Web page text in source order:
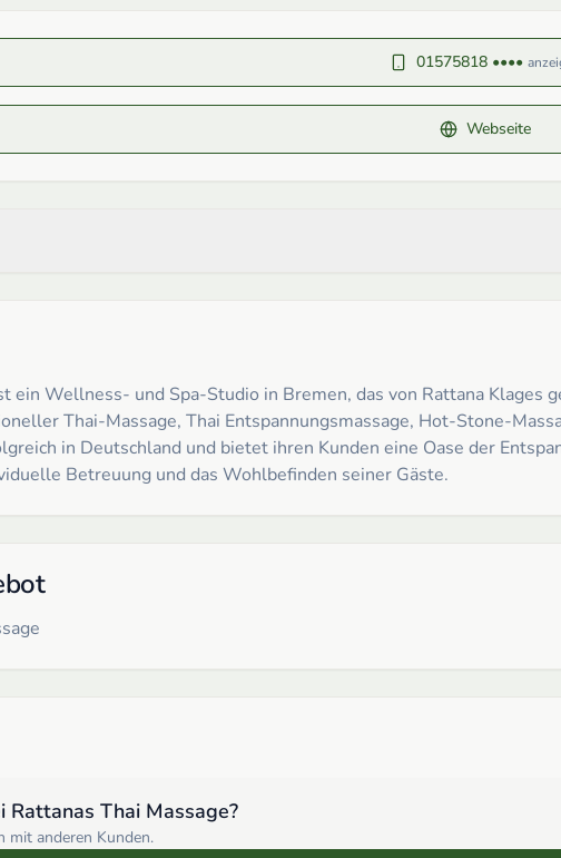
01575818 ••••
Webseite
ein Wellness- und Spa-Studio in Bremen, das von Rattana
Thai-Massage, Thai Entspannungsmassage, Hot-Stone-
in Deutschland und bietet ihren Kunden eine Oase der
Betreuung und das Wohlbefinden seiner Gäste.
Rattanas Thai Massage?
mit anderen Kunden.